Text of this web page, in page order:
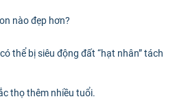
nào đẹp hơn?
thể bị siêu động đất “hạt nhân” tách
thọ thêm nhiều tuổi.